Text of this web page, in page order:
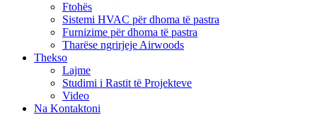
Ftohës
Sistemi HVAC për dhoma të pastra
Furnizime për dhoma të pastra
Tharëse ngrirjeje Airwoods
Thekso
Lajme
Studimi i Rastit të Projekteve
Video
Na Kontaktoni